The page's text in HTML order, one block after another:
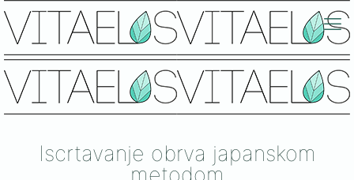
Iscrtavanje obrva japanskom